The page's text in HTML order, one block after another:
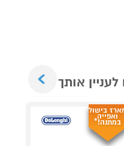
אותך
בישול
ואפייה
במתנה!*